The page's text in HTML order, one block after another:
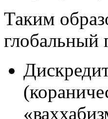
Таким
глобальный